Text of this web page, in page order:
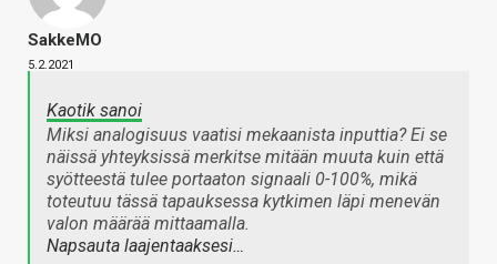
SakkeMO
5.2.2021
Kaotik sanoi
Miksi analogisuus vaatisi mekaanista inputtia? Ei se
näissä yhteyksissä merkitse mitään muuta kuin että
syötteestä tulee portaaton signaali 0-100%, mikä
toteutuu tässä tapauksessa kytkimen läpi menevän
valon määrää mittaamalla.
Napsauta laajentaaksesi…